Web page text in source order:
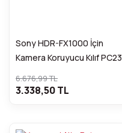
Sony HDR-FX1000 İçin
Kamera Koruyucu Kılıf PC23
6.676,99 TL
3.338,50 TL